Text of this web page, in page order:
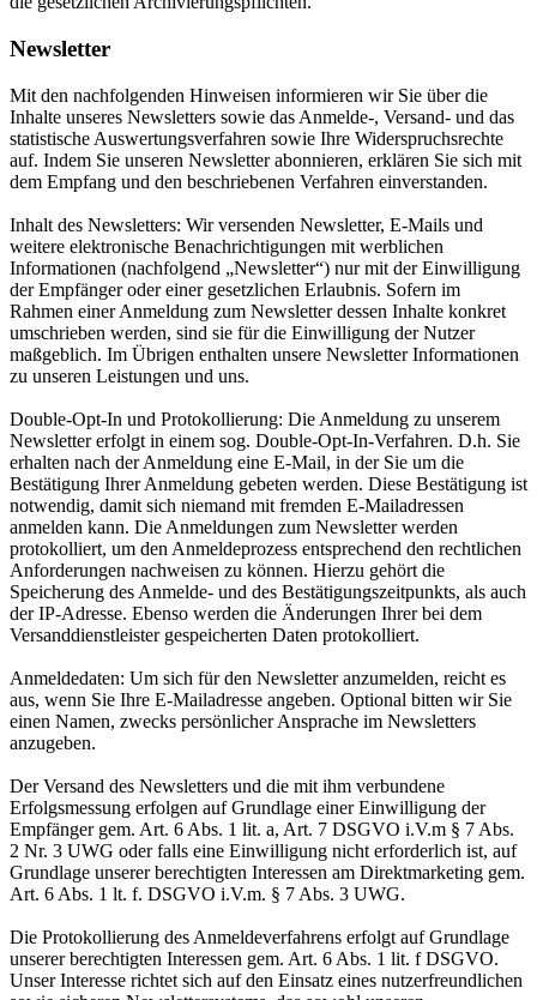
Newsletter
Mit den nachfolgenden Hinweisen informieren wir Sie über die
Inhalte unseres Newsletters sowie das Anmelde-, Versand- und das
statistische Auswertungsverfahren sowie Ihre Widerspruchsrechte
auf. Indem Sie unseren Newsletter abonnieren, erklären Sie sich mit
dem Empfang und den beschriebenen Verfahren einverstanden.
Inhalt des Newsletters: Wir versenden Newsletter, E-Mails und
weitere elektronische Benachrichtigungen mit werblichen
Informationen (nachfolgend „Newsletter“) nur mit der Einwilligung
der Empfänger oder einer gesetzlichen Erlaubnis. Sofern im
Rahmen einer Anmeldung zum Newsletter dessen Inhalte konkret
umschrieben werden, sind sie für die Einwilligung der Nutzer
maßgeblich. Im Übrigen enthalten unsere Newsletter Informationen
zu unseren Leistungen und uns.
Double-Opt-In und Protokollierung: Die Anmeldung zu unserem
Newsletter erfolgt in einem sog. Double-Opt-In-Verfahren. D.h. Sie
erhalten nach der Anmeldung eine E-Mail, in der Sie um die
Bestätigung Ihrer Anmeldung gebeten werden. Diese Bestätigung ist
notwendig, damit sich niemand mit fremden E-Mailadressen
anmelden kann. Die Anmeldungen zum Newsletter werden
protokolliert, um den Anmeldeprozess entsprechend den rechtlichen
Anforderungen nachweisen zu können. Hierzu gehört die
Speicherung des Anmelde- und des Bestätigungszeitpunkts, als auch
der IP-Adresse. Ebenso werden die Änderungen Ihrer bei dem
Versanddienstleister gespeicherten Daten protokolliert.
Anmeldedaten: Um sich für den Newsletter anzumelden, reicht es
aus, wenn Sie Ihre E-Mailadresse angeben. Optional bitten wir Sie
einen Namen, zwecks persönlicher Ansprache im Newsletters
anzugeben.
Der Versand des Newsletters und die mit ihm verbundene
Erfolgsmessung erfolgen auf Grundlage einer Einwilligung der
Empfänger gem. Art. 6 Abs. 1 lit. a, Art. 7 DSGVO i.V.m § 7 Abs.
2 Nr. 3 UWG oder falls eine Einwilligung nicht erforderlich ist, auf
Grundlage unserer berechtigten Interessen am Direktmarketing gem.
Art. 6 Abs. 1 lt. f. DSGVO i.V.m. § 7 Abs. 3 UWG.
Die Protokollierung des Anmeldeverfahrens erfolgt auf Grundlage
unserer berechtigten Interessen gem. Art. 6 Abs. 1 lit. f DSGVO.
Unser Interesse richtet sich auf den Einsatz eines nutzerfreundlichen